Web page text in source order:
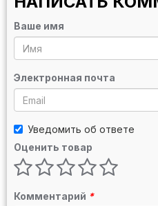
Ваше имя
Электронная почта
Уведомить об ответе
Оценить товар
Комментарий *